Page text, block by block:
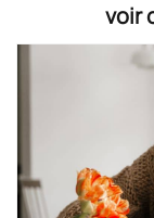
voir